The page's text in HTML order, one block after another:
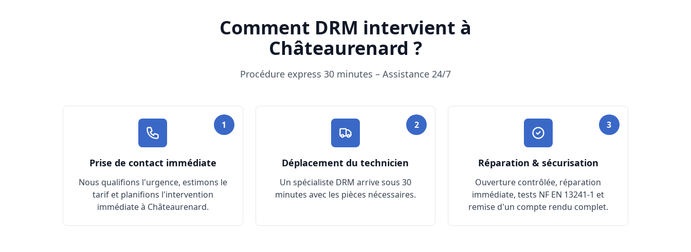
Comment DRM intervient à
Châteaurenard ?
Procédure express 30 minutes – Assistance 24/7
1
Prise de contact immédiate
Nous qualifions l'urgence, estimons le
tarif et planifions l'intervention
immédiate à Châteaurenard.
2
Déplacement du technicien
Un spécialiste DRM arrive sous 30
minutes avec les pièces nécessaires.
3
Réparation & sécurisation
Ouverture contrôlée, réparation
immédiate, tests NF EN 13241-1 et
remise d'un compte rendu complet.